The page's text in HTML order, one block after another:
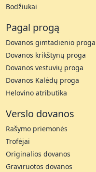
Bodžiukai
Pagal progą
Dovanos gimtadienio proga
Dovanos krikštynų proga
Dovanos vestuvių proga
Dovanos Kalėdų proga
Helovino atributika
Verslo dovanos
Rašymo priemonės
Trofėjai
Originalios dovanos
Graviruotos dovanos